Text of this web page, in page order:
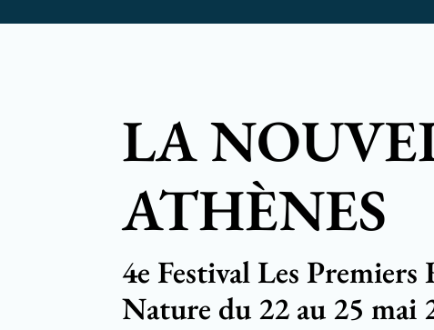
LA
ATHÈNES
4e Festival Les
Nature du 22 au 25 mai